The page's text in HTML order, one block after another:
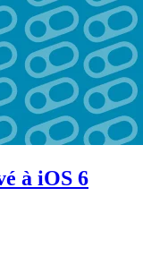
à iOS 6